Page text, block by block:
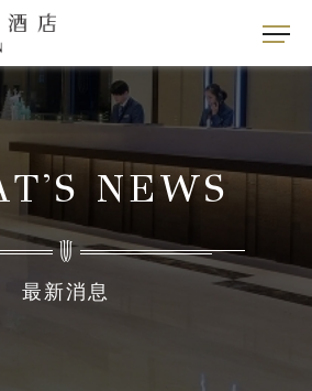
NEWS
最新消息